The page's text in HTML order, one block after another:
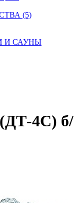
(5)
И САУНЫ
4С) б/